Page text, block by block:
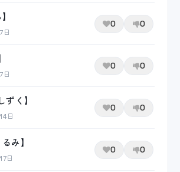
日
0 0
日
0 0
ずく】
日
0 0
み】
日
0 0